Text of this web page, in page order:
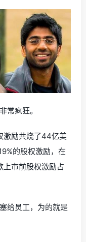
常疯狂。
激励共烧了44亿美
的股权激励，在
上市前股权激励占
给员工，为的就是